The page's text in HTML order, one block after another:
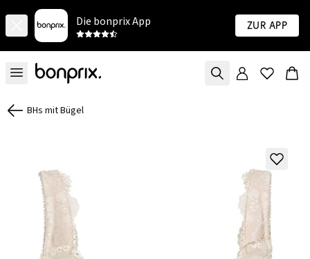
Die bonprix App Zur App
BHs mit Bügel